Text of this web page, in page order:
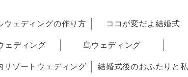
ウェディングの作り方 ココが変だよ結婚式
ェディング 島ウェディング
リゾートウェディング 結婚式後のおふたりと私